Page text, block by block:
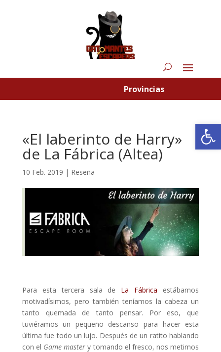
Provincias
«El laberinto de Harry»
de La Fábrica (Altea)
10 Feb. 2019 | Reseña
Para esta tercera sala de La Fábrica estábamos
motivadísimos, pero también teníamos la cabeza un
tanto quemada de tanto pensar. Por eso, que
tuviéramos un pequeño descanso para hacer esta
última fue todo un lujo. Después de un ratito hablando
con el Game master y tomando el fresco, nos metimos